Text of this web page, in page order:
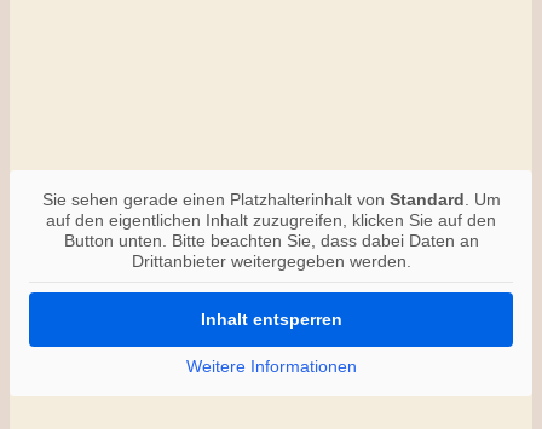
Sie sehen gerade einen Platzhalterinhalt von Standard. Um
auf den eigentlichen Inhalt zuzugreifen, klicken Sie auf den
Button unten. Bitte beachten Sie, dass dabei Daten an
Drittanbieter weitergegeben werden.
Inhalt entsperren
Weitere Informationen